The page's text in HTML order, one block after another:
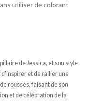
utiliser de colorant
de Jessica, et son style
et de rallier une
rousses, faisant de son
et de célébration de la